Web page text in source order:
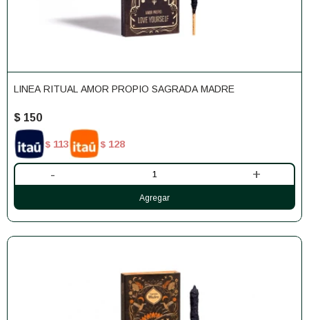
LINEA RITUAL AMOR PROPIO SAGRADA MADRE
$ 150
$ 113 $ 128
- +